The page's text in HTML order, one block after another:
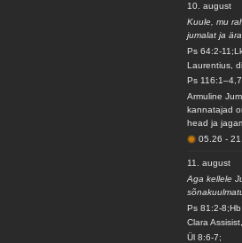
10. august
Kuule, mu
jumalat ja
Ps 64:2-
Laurentius,
Ps
Armuline
kannatajad
head ja
05.26-
11. august
Aga kellele
Ps 81:2-
Clara
Ül 8:6-7;